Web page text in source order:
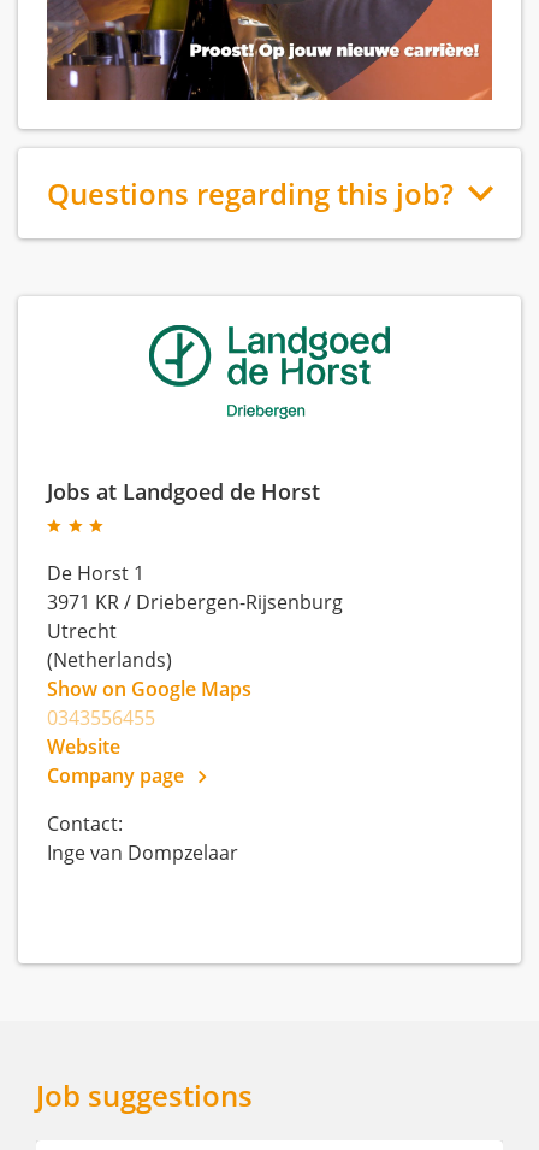
Questions regarding this job?
Jobs at Landgoed de Horst
De Horst 1
3971 KR/ Driebergen-Rijsenburg
Utrecht
(Netherlands)
Show on Google Maps
0343556455
Website
Company page
Contact:
Inge van Dompzelaar
Job suggestions